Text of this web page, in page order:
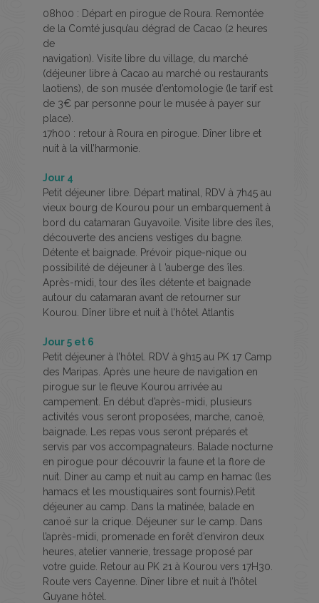
08h00 : Départ en pirogue de Roura. Remontée
de la Comté jusqu’au dégrad de Cacao (2 heures
de
navigation). Visite libre du village, du marché
(déjeuner libre à Cacao au marché ou restaurants
laotiens), de son musée d’entomologie (le tarif est
de 3€ par personne pour le musée à payer sur
place).
17h00 : retour à Roura en pirogue. Dîner libre et
nuit à la vill’harmonie.
Jour 4
Petit déjeuner libre. Départ matinal, RDV à 7h45 au
vieux bourg de Kourou pour un embarquement à
bord du catamaran Guyavoile. Visite libre des îles,
découverte des anciens vestiges du bagne.
Détente et baignade. Prévoir pique-nique ou
possibilité de déjeuner à l ’auberge des îles.
Après-midi, tour des îles détente et baignade
autour du catamaran avant de retourner sur
Kourou. Dîner libre et nuit à l’hôtel Atlantis
Jour 5 et 6
Petit déjeuner à l’hôtel. RDV à 9h15 au PK 17 Camp
des Maripas. Après une heure de navigation en
pirogue sur le fleuve Kourou arrivée au
campement. En début d’après-midi, plusieurs
activités vous seront proposées, marche, canoë,
baignade. Les repas vous seront préparés et
servis par vos accompagnateurs. Balade nocturne
en pirogue pour découvrir la faune et la flore de
nuit. Diner au camp et nuit au camp en hamac (les
hamacs et les moustiquaires sont fournis).Petit
déjeuner au camp. Dans la matinée, balade en
canoë sur la crique. Déjeuner sur le camp. Dans
l’après-midi, promenade en forêt d’environ deux
heures, atelier vannerie, tressage proposé par
votre guide. Retour au PK 21 à Kourou vers 17H30.
Route vers Cayenne. Dîner libre et nuit à l’hôtel
Guyane hôtel.